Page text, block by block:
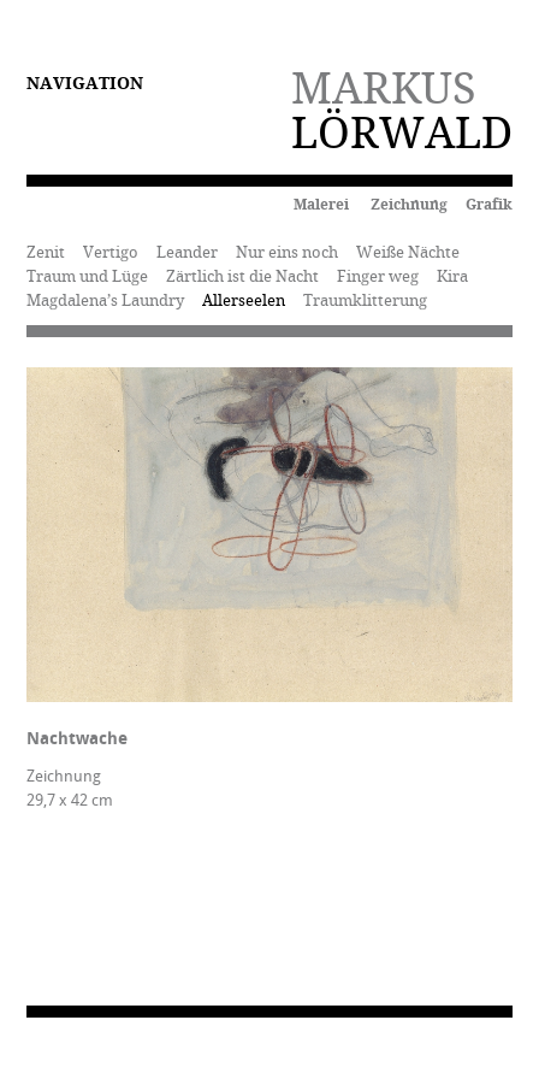
MARKUS
LÖRWALD
NAVIGATION
Malerei Zeichnung Grafik
Zenit Vertigo Leander Nur eins noch
Weiße Nächte
Traum und Lüge
Zärtlich ist die Nacht Finger weg
Kira
Magdalena’s Laundry
Allerseelen Traumklitterung
Nachtwache
Zeichnung
29,7 x 42 cm